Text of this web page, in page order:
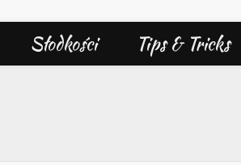
Słodkości Tips & Tricks